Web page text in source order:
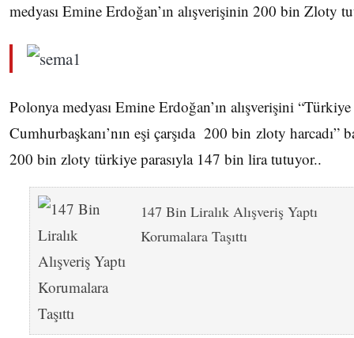
medyası Emine Erdoğan’ın alışverişinin 200 bin Zloty
Polonya medyası Emine Erdoğan’ın alışverişini “Türkiye
Cumhurbaşkanı’nın eşi çarşıda 200 bin zloty harcadı”
200 bin zloty türkiye parasıyla 147 bin lira tutuyor..
147 Bin Liralık Alışveriş Yaptı
Korumalara Taşıttı